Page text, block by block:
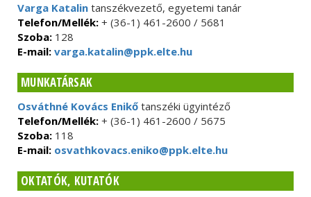
Varga Katalin tanszékvezető, egyetemi tanár
Telefon/Mellék: + (36-1) 461-2600 / 5681
Szoba: 128
E-mail: varga.katalin@ppk.elte.hu
MUNKATÁRSAK
Osváthné Kovács Enikő tanszéki ügyintéző
Telefon/Mellék: + (36-1) 461-2600 / 5675
Szoba: 118
E-mail: osvathkovacs.eniko@ppk.elte.hu
OKTATÓK, KUTATÓK